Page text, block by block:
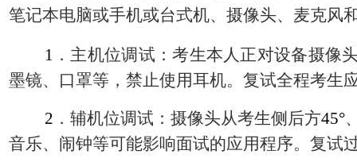
笔记本电脑或手机或台式机、摄像头、麦克风
1 ．主机位调试：考生本人正对设备摄
墨镜、口罩等，禁止使用耳机。复试全程考生
2 ．辅机位调试：摄像头从考生侧后方45°
音乐、闹钟等可能影响面试的应用程序。复试